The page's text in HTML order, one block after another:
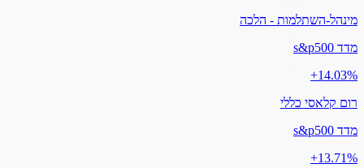
מינהל-השתלמות - הלכה
מדד s&p500
‎+14.03%
רום קלאסי כללי
מדד s&p500
‎+13.71%